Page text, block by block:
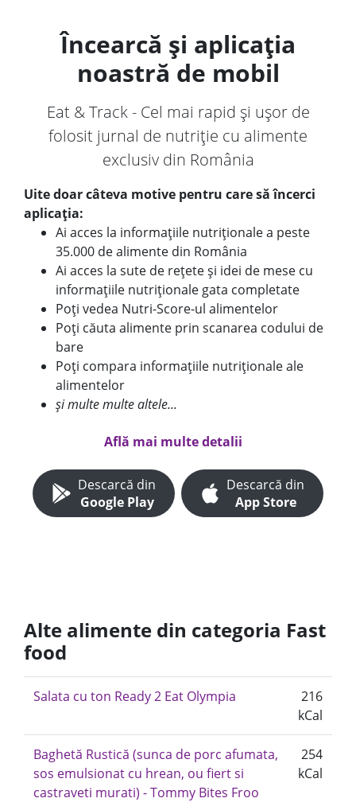
Încearcă și aplicația
noastră de mobil
Eat & Track - Cel mai rapid și ușor de
folosit jurnal de nutriție cu alimente
exclusiv din România
Uite doar câteva motive pentru care să încerci
aplicația:
Ai acces la informațiile nutriționale a peste
35.000 de alimente din România
Ai acces la sute de rețete și idei de mese cu
informațiile nutriționale gata completate
Poți vedea Nutri-Score-ul alimentelor
Poți căuta alimente prin scanarea codului de
bare
Poți compara informațiile nutriționale ale
alimentelor
și multe multe altele...
Află mai multe detalii
Descarcă din
Google Play
Descarcă din
App Store
Alte alimente din categoria Fast
food
Salata cu ton Ready 2 Eat Olympia
216
kCal
Baghetă Rustică (sunca de porc afumata,
sos emulsionat cu hrean, ou fiert si
castraveti murati) - Tommy Bites Froo
254
kCal